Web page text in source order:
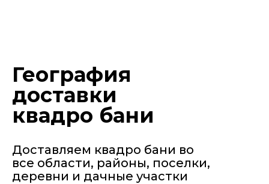
География
доставки
квадро бани
Доставляем квадро бани во
все области, районы, поселки,
деревни и дачные участки